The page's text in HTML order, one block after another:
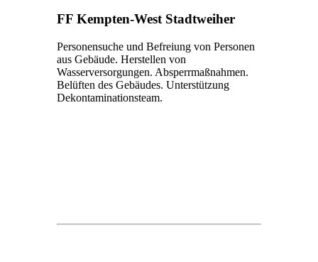
FF Kempten-West Stadtweiher
Personensuche und Befreiung von Personen
aus Gebäude. Herstellen von
Wasserversorgungen. Absperrmaßnahmen.
Belüften des Gebäudes. Unterstützung
Dekontaminationsteam.